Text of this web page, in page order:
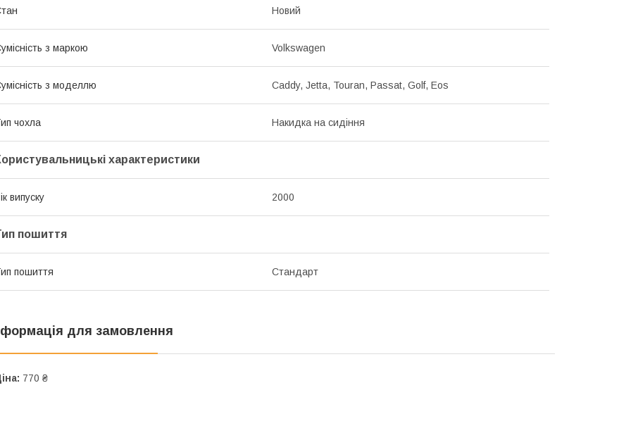
Новий
з маркою Volkswagen
з моделлю Caddy, Jetta, Touran, Passat, Golf, Eos
чохла Накидка на сидіння
характеристики
випуску 2000
пошиття
пошиття Стандарт
для замовлення
770 ₴